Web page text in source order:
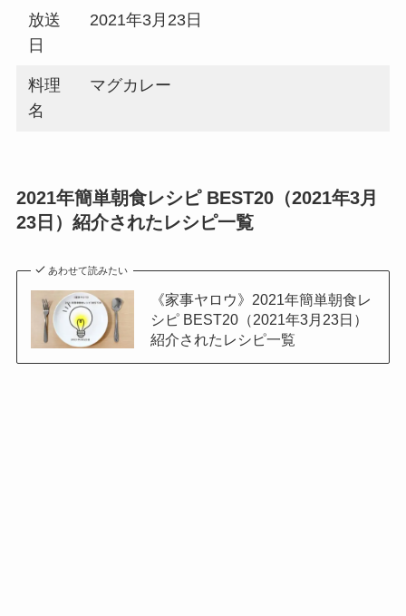
放送
日
2021年3月23日
料理
名
マグカレー
2021年簡単朝食レシピ BEST20（2021年3月
23日）紹介されたレシピ一覧
あわせて読みたい
《家事ヤロウ》2021年簡単朝食レ
シピ BEST20（2021年3月23日）
紹介されたレシピ一覧